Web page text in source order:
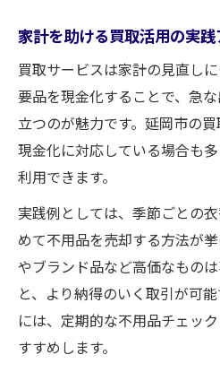
家計を助ける買取活用の実
買取サービスは家計の見直し
要品を現金化することで、急
立つのが魅力です。延岡市の
現金化に対応している場合も
利用できます。
実践例としては、季節ごとの
めて不用品を売却する方法が
やブランド品など高価なもの
と、より納得のいく取引が可
には、定期的な不用品チェッ
すすめします。